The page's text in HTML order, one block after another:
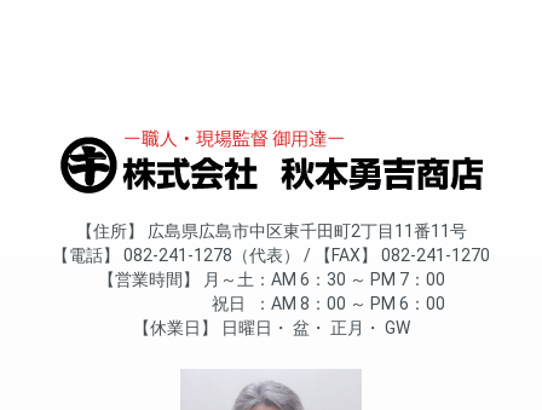
住所
広島県広島市中区東千田町2丁目11番11号
電話
082-241-1278（代表） FAX
082-241-1270
営業時間
月～土
AM 6：30 ～ PM 7：00
祝日
AM 8：00 ～ PM 6：00
休業日
日曜日 盆 正月 GW